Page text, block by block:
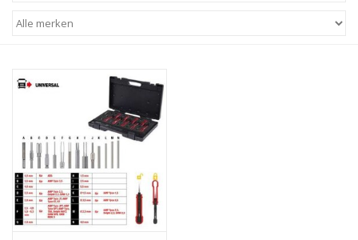
Automaterialen
Starten & laden
Diagnose & meten
Handgereedschap